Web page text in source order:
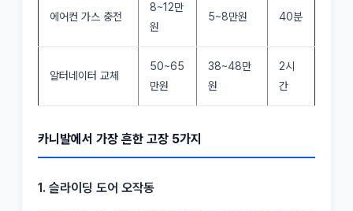
에어컨 가스 충전
8~12만
원
5~8만원 40분
알터네이터 교체
50~65
만원
38~48만
원
2시
간
카니발에서 가장 흔한 고장 5가지
1. 슬라이딩 도어 오작동